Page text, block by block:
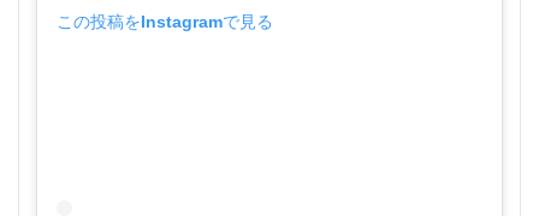
この投稿をInstagramで見る